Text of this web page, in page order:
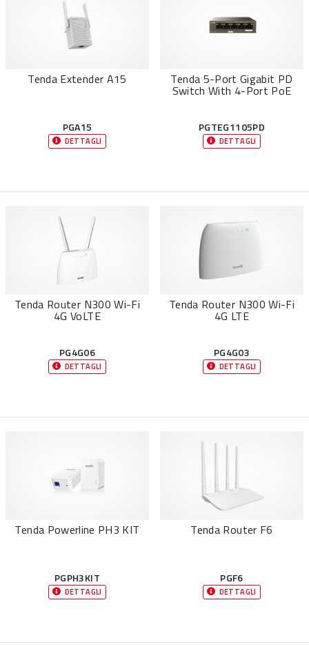
Tenda Extender A15
PGA15
DETTAGLI
Tenda 5-Port Gigabit PD
Switch With 4-Port PoE
PGTEG1105PD
DETTAGLI
Tenda Router N300 Wi-Fi
4G VoLTE
PG4G06
DETTAGLI
Tenda Router N300 Wi-Fi
4G LTE
PG4G03
DETTAGLI
Tenda Powerline PH3 KIT
PGPH3KIT
DETTAGLI
Tenda Router F6
PGF6
DETTAGLI